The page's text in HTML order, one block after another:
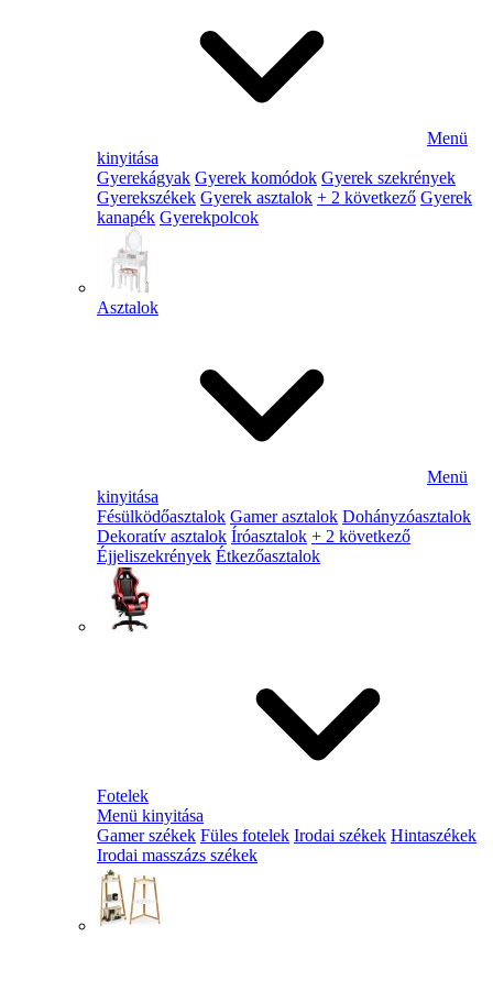
Menü
kinyitása
Gyerekágyak Gyerek komódok Gyerek szekrények
Gyerekszékek Gyerek asztalok + 2 következő Gyerek
kanapék Gyerekpolcok
Asztalok
Menü
kinyitása
Fésülködőasztalok Gamer asztalok Dohányzóasztalok
Dekoratív asztalok Íróasztalok + 2 következő
Éjjeliszekrények Étkezőasztalok
Fotelek
Menü kinyitása
Gamer székek Füles fotelek Irodai székek Hintaszékek
Irodai masszázs székek